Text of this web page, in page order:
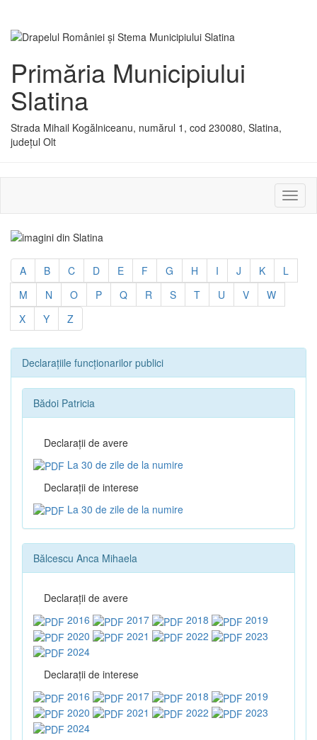
Primăria Municipiului
Slatina
Strada Mihail Kogălniceanu, numărul 1, cod 230080, Slatina,
județul Olt
sau
A B C D E F G H I J K
L
M
N O P Q R S T U V
W
X
Y Z
Declarațiile funcționarilor publici
Bădoi Patricia
Declaraţii de avere
La 30 de zile de la numire
Declaraţii de interese
La 30 de zile de la numire
Bălcescu Anca Mihaela
Declaraţii de avere
2016
2017 2018
2019
2020
2021 2022
2023
2024
Declaraţii de interese
2016
2017 2018
2019
2020
2021 2022
2023
2024